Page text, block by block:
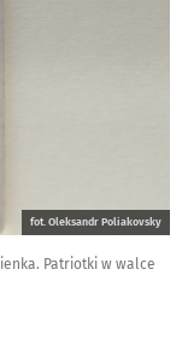
fot. Oleksandr Poliakovsky
Patriotki w walce